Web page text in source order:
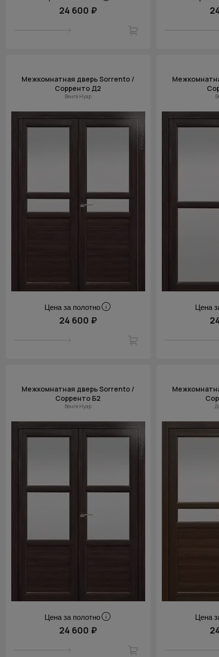
24 600 ₽
Межкомнатная дверь Sorrento /
Сорренто Д2
Венге Нуар
Цена за полотно
24 600 ₽
Цена
Межкомнатная дверь Sorrento /
Сорренто Б2
Венге Нуар
Цена за полотно
24 600 ₽
Цена